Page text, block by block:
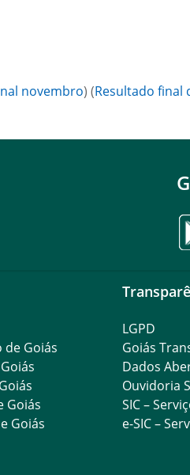
novembro) (Resultado final
de Goiás
Goiás
Goiás
LGPD
Goiás
Dados
Ouvidoria
SIC –
e-SIC –